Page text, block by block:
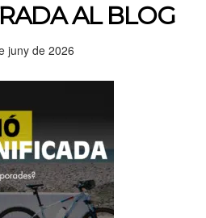
AL BLOG
juny de 2026